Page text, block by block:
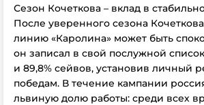
Сезон Кочеткова – вклад в
После уверенного сезона
линию «Каролина» может быть
он записал в свой послужной список
и 89,8% сейвов, установив личный
победам. В течение кампании
львиную долю работы: среди всех